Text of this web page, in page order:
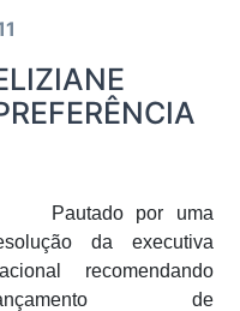
por uma
da executiva
recomendando
de